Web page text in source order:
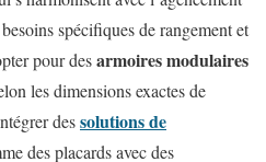
spécifiques de rangement et
pour desarmoires modulaires
les dimensions exactes de
dessolutions de
des placards avec des